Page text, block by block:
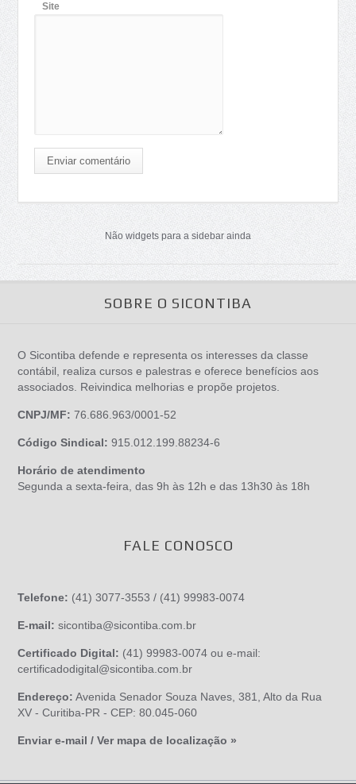
Site
Enviar comentário
Não widgets para a sidebar ainda
SOBRE O SICONTIBA
O Sicontiba defende e representa os interesses da classe
contábil, realiza cursos e palestras e oferece benefícios aos
associados. Reivindica melhorias e propõe projetos.
CNPJ/MF: 76.686.963/0001-52
Código Sindical: 915.012.199.88234-6
Horário de atendimento
Segunda a sexta-feira, das 9h às 12h e das 13h30 às 18h
FALE CONOSCO
Telefone: (41) 3077-3553 / (41) 99983-0074
E-mail:sicontiba@sicontiba.com.br
Certificado Digital: (41) 99983-0074 ou e-mail:
certificadodigital@sicontiba.com.br
Endereço: Avenida Senador Souza Naves, 381, Alto da Rua
XV - Curitiba-PR - CEP: 80.045-060
Enviar e-mail / Ver mapa de localização »